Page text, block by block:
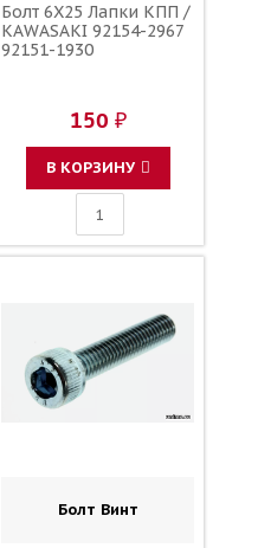
Болт 6X25 Лапки КПП /
KAWASAKI 92154-2967
92151-1930
150 ₽
В КОРЗИНУ
Болт Винт